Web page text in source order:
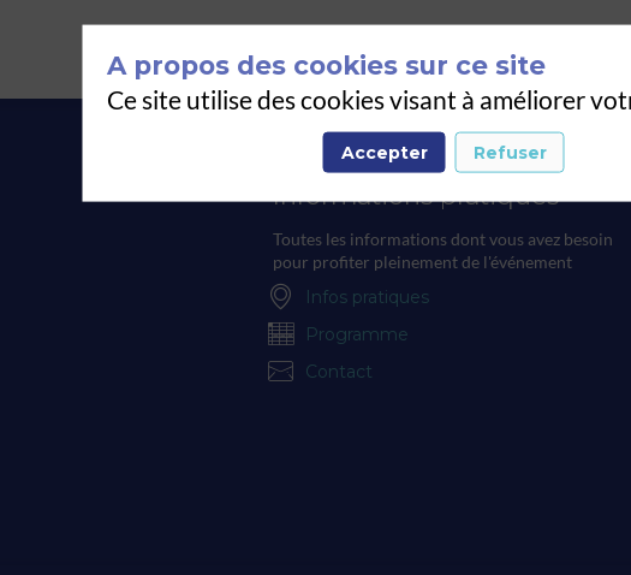
Informations pratiques
Toutes les informations dont vous avez besoin
pour profiter pleinement de l'événement
Infos pratiques
Programme
Contact
A propos des cookies sur ce site
Ce site utilise des cookies visant à améliorer
Accepter Refuser